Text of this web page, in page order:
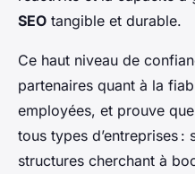
SEO tangible et durable.
Ce haut niveau de
partenaires quant à la
employées, et prouve que
tous types d’entreprises
structures cherchant à